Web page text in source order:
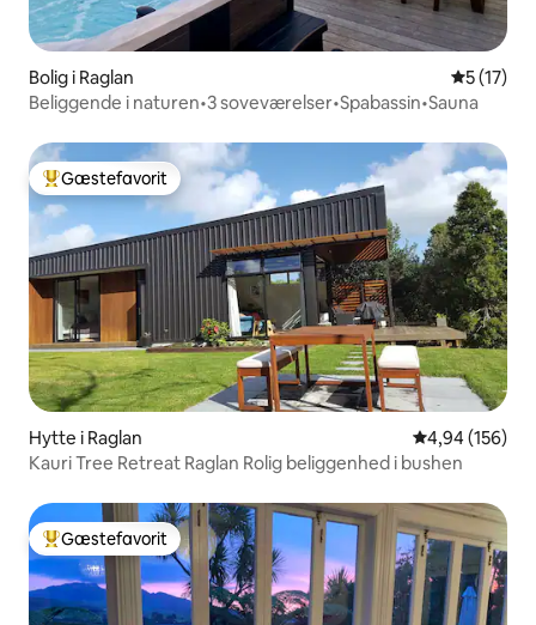
Bolig i Raglan 5 ud af 5
5 (17)
Beliggende i naturen•3 soveværelser•Spabassin•Sauna
Bedste gæstefavorit
Gæstefavorit
Hytte i Raglan 4,94 ud af 5 i
4,94 (156)
Kauri Tree Retreat Raglan Rolig beliggenhed i bushen
Bedste gæstefavorit
Gæstefavorit